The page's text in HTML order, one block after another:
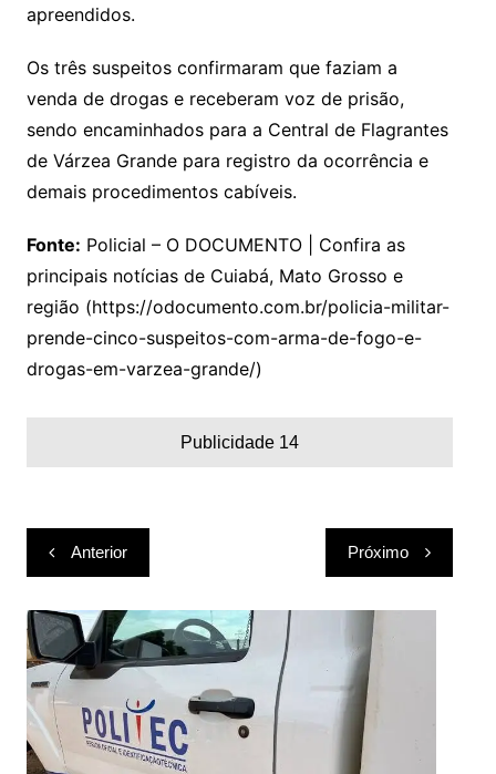
apreendidos.
Os três suspeitos confirmaram que faziam a
venda de drogas e receberam voz de prisão,
sendo encaminhados para a Central de Flagrantes
de Várzea Grande para registro da ocorrência e
demais procedimentos cabíveis.
Fonte: Policial – O DOCUMENTO | Confira as
principais notícias de Cuiabá, Mato Grosso e
região (https://odocumento.com.br/policia-militar-
prende-cinco-suspeitos-com-arma-de-fogo-e-
drogas-em-varzea-grande/)
Publicidade 14
Navegação
de
Post
Anterior Próximo